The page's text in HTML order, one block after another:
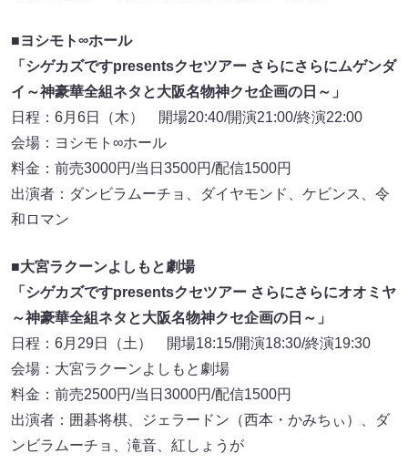
■ヨシモト∞ホール
「シゲカズですpresentsクセツアー さらにさらにムゲンダ
イ～神豪華全組ネタと大阪名物神クセ企画の日～」
日程：6月6日（木） 開場20:40/開演21:00/終演22:00
会場：ヨシモト∞ホール
料金：前売3000円/当日3500円/配信1500円
出演者：ダンビラムーチョ、ダイヤモンド、ケビンス、令
和ロマン
■大宮ラクーンよしもと劇場
「シゲカズですpresentsクセツアー さらにさらにオオミヤ
～神豪華全組ネタと大阪名物神クセ企画の日～」
日程：6月29日（土） 開場18:15/開演18:30/終演19:30
会場：大宮ラクーンよしもと劇場
料金：前売2500円/当日3000円/配信1500円
出演者：囲碁将棋、ジェラードン（西本・かみちぃ）、ダ
ンビラムーチョ、滝音、紅しょうが